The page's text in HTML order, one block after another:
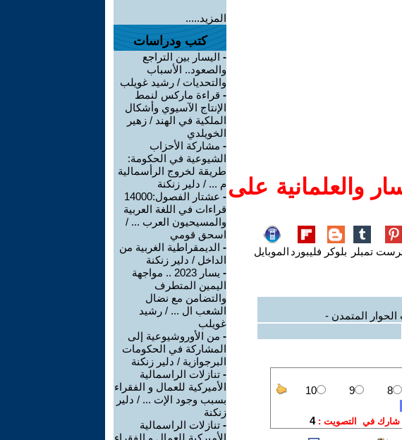
والعلمانية على
تمبلر بلوكر فليبورد الموبايل
الحوار المتمدن -
المزيد.....
كتب ودراسات
- اليسار بين التراجع
والصعود.. الأسباب
والتحديات / رشيد غويلب
- قراءة ماركس لنمط
الإنتاج الآسيوي وأشكال
الملكية في الهند / زهير
الخويلدي
- مشاركة الأحزاب
الشيوعية في الحكومة:
طريقة لخروج الرأسمالية
م ... / دلير زنكنة
-
عشتار الفصول:14000
قراءات في اللغة العربية
والمسيحيون العرب ... /
اسحق قومي
- الديمقراطية الغربية من
الداخل / دلير زنكنة
-
يسار 2023 .. مواجهة
اليمين المتطرف
والتضامن مع نضال
الشعب ال ... / رشيد
غويلب
- من الأوروشيوعية إلى
المشاركة في الحكومات
البرجوازية / دلير زنكنة
- تنازلات الراسمالية
الأميركية للعمال و الفقراء
بسبب وجود الإت ... / دلير
زنكنة
- تنازلات الراسمالية
الأميركية للعمال و الفقراء